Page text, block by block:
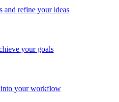
and refine your ideas
your goals
into your workflow